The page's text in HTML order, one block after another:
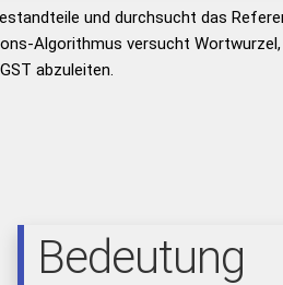
und durchsucht das
Algorithmus versucht
abzuleiten.
Bedeutung